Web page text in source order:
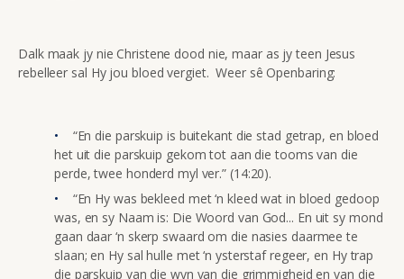
Dalk maak jy nie Christene dood nie, maar as jy teen Jesus
rebelleer sal Hy jou bloed vergiet. Weer sê Openbaring:
“En die parskuip is buitekant die stad getrap, en bloed
het uit die parskuip gekom tot aan die tooms van die
perde, twee honderd myl ver.” (14:20).
“En Hy was bekleed met ‘n kleed wat in bloed gedoop
was, en sy Naam is: Die Woord van God... En uit sy mond
gaan daar ‘n skerp swaard om die nasies daarmee te
slaan; en Hy sal hulle met ‘n ysterstaf regeer, en Hy trap
die parskuip van die wyn van die grimmigheid en van die